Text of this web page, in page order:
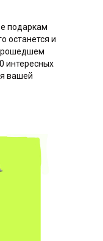
подаркам
останется и
интересных
вашей